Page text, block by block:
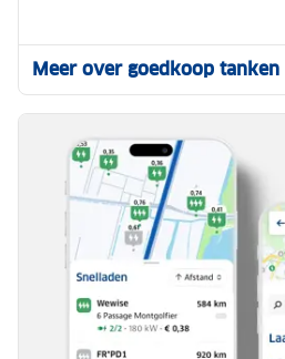
Meer over goedkoop tanken